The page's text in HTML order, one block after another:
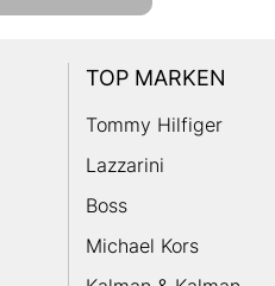
TOP MARKEN
Tommy Hilfiger
Lazzarini
Boss
Michael Kors